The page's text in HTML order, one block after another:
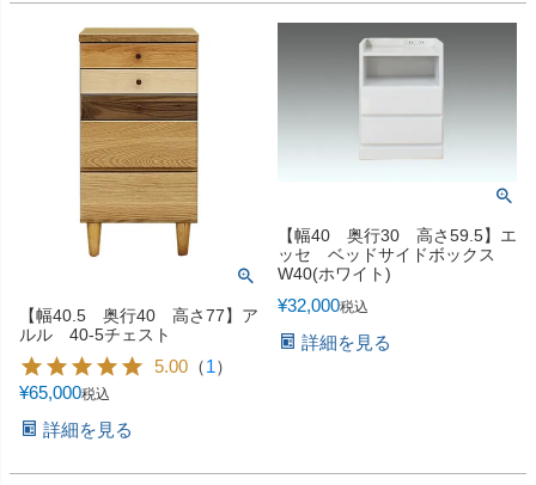
【幅40.5 奥行40 高さ77】ア
ルル 40-5チェスト
5.00 （1）
¥65,000税込
詳細を見る
【幅40 奥行30 高さ59.5】エ
ッセ ベッドサイドボックス
W40(ホワイト)
¥32,000税込
詳細を見る